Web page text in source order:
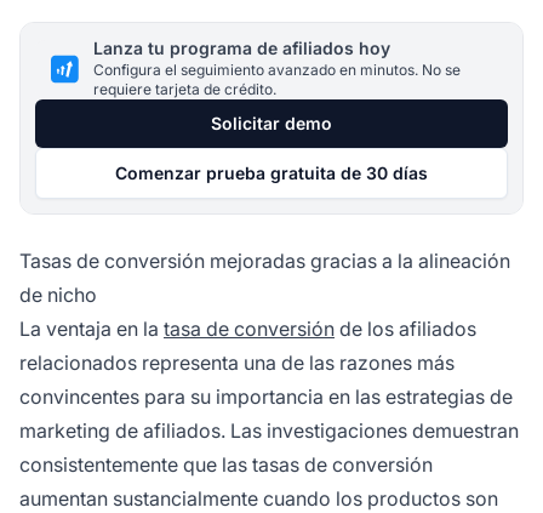
Lanza tu programa de afiliados hoy
Configura el seguimiento avanzado en minutos. No se
requiere tarjeta de crédito.
Solicitar demo
Comenzar prueba gratuita de 30 días
Tasas de conversión mejoradas gracias a la alineación
de nicho
La ventaja en la tasa de conversión de los afiliados
relacionados representa una de las razones más
convincentes para su importancia en las estrategias de
marketing de afiliados. Las investigaciones demuestran
consistentemente que las tasas de conversión
aumentan sustancialmente cuando los productos son